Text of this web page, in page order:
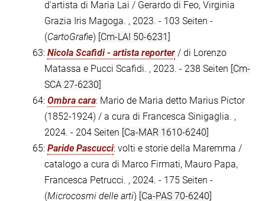
d'artista di Maria Lai / Gerardo di Feo, Virginia
Grazia Iris Magoga. , 2023. - 103 Seiten -
(CartoGrafie) [Cm-LAI 50-6231]
63: Nicola Scafidi - artista reporter / di Lorenzo
Matassa e Pucci Scafidi. , 2023. - 238 Seiten [Cm-
SCA 27-6230]
64: Ombra cara: Mario de Maria detto Marius Pictor
(1852-1924) / a cura di Francesca Sinigaglia. ,
2024. - 204 Seiten [Ca-MAR 1610-6240]
65: Paride Pascucci: volti e storie della Maremma /
catalogo a cura di Marco Firmati, Mauro Papa,
Francesca Petrucci. , 2024. - 175 Seiten -
(Microcosmi delle arti) [Ca-PAS 70-6240]